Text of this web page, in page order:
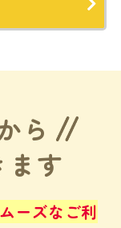
ら
す
ーズなご利